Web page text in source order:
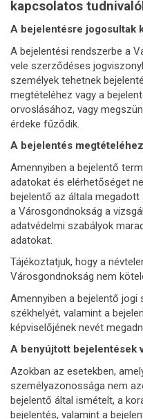
kapcsolatos
A bejelentésre jogosultak
A bejelentési rendszerbe a
vele szerződéses
személyek tehetnek
megtételéhez vagy a
orvoslásához, vagy
érdeke fűződik.
A bejelentés
Amennyiben a bejelentő
adatokat és elérhetőséget
bejelentő az általa
a Városgondnokság a
adatvédelmi szabályok
adatokat.
Tájékoztatjuk, hogy a
Városgondnokság nem
Amennyiben a bejelentő jogi
székhelyét, valamint a
képviselőjének nevét
A benyújtott bejelentések
Azokban az esetekben,
személyazonossága nem
bejelentő által ismételt, a
bejelentés, valamint a